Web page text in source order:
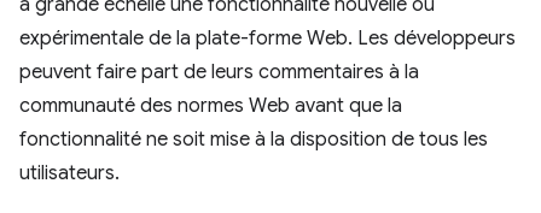
expérimentale de la plate-forme Web. Les développeurs
peuvent faire part de leurs commentaires à la
communauté des normes Web avant que la
fonctionnalité ne soit mise à la disposition de tous les
utilisateurs.